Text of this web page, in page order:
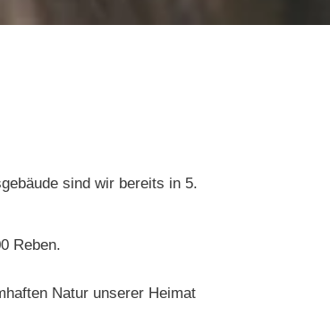
sind wir bereits in 5.
Reben.
Natur unserer Heimat